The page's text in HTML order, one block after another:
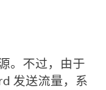
。不过，由于
发送流量，系